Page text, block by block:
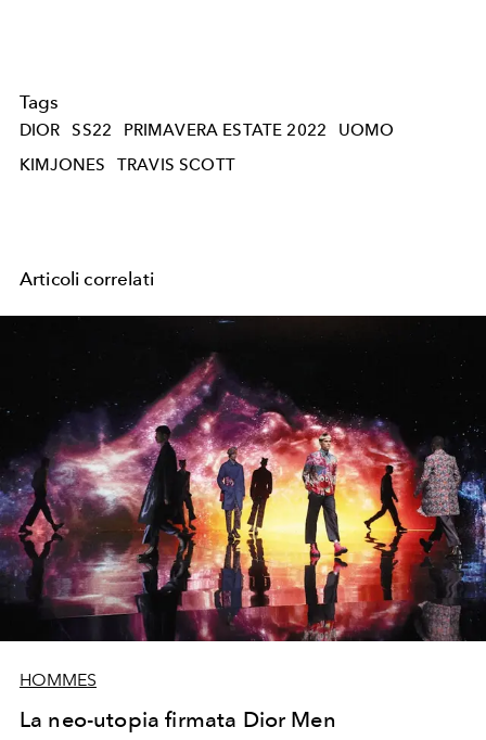
Tags
DIOR SS22 PRIMAVERA ESTATE 2022
UOMO
KIMJONES
TRAVIS SCOTT
Articoli correlati
HOMMES
La neo-utopia firmata Dior Men